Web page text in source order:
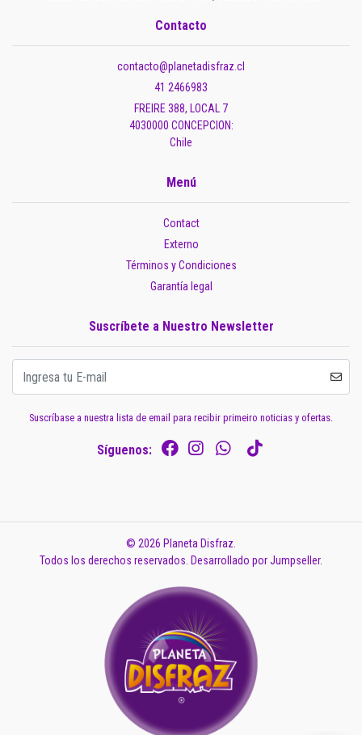
Contacto
contacto@planetadisfraz.cl
41 2466983
FREIRE 388, LOCAL 7
4030000 CONCEPCION:
Chile
Menú
Contact
Externo
Términos y Condiciones
Garantía legal
Suscríbete a Nuestro Newsletter
Suscríbase a nuestra lista de email para recibir primeiro noticias y ofertas.
Síguenos:
© 2026 Planeta Disfraz.
Todos los derechos reservados. Desarrollado por Jumpseller.